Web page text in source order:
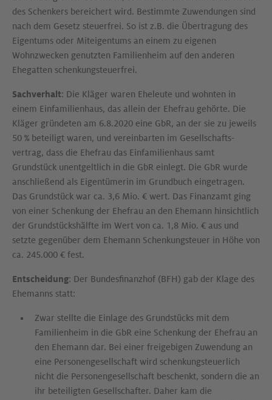
des Schenkers bereichert wird. Bestimmte Zuwendungen sind
nach dem Gesetz steuerfrei. So ist z.B. die Übertragung des
Eigentums oder Miteigentums an einem zu eigenen
Wohnzwecken genutzten Familienheim auf den anderen
Ehegatten schenkungsteuerfrei.
Sachverhalt: Die Kläger waren Eheleute und wohnten in
einem Einfamilienhaus, das allein der Ehefrau gehörte. Die
Kläger gründeten am 6.8.2020 eine GbR, an der sie zu jeweils
50 % beteiligt waren, und vereinbarten im Gesellschafts­
vertrag, dass die Ehefrau das Einfamilienhaus samt
Grundstück unentgeltlich in die GbR einlegt. Die GbR wurde
anschließend als Eigentümerin im Grundbuch eingetragen.
Das Grundstück war ca. 3,6 Mio. € wert. Das Finanzamt ging
von einer Schenkung der Ehefrau an den Ehemann hinsichtlich
der Grundstückshälfte im Wert von ca. 1,8 Mio. € aus und
setzte gegenüber dem Ehemann Schenkungsteuer in Höhe von
ca. 245.000 € fest.
Entscheidung: Der Bundesfinanzhof (BFH) gab der Klage des
Ehemanns statt:
Zwar stellte die Einlage des Grundstücks mit dem
Familienheim in die GbR eine Schenkung der Ehefrau an
den Ehemann dar. Bei einer freigebigen Zuwendung an
eine Personengesellschaft wird schenkungsteuerlich
nicht die Personengesellschaft beschenkt, sondern die an
ihr beteiligten Gesellschafter. Daher kam die